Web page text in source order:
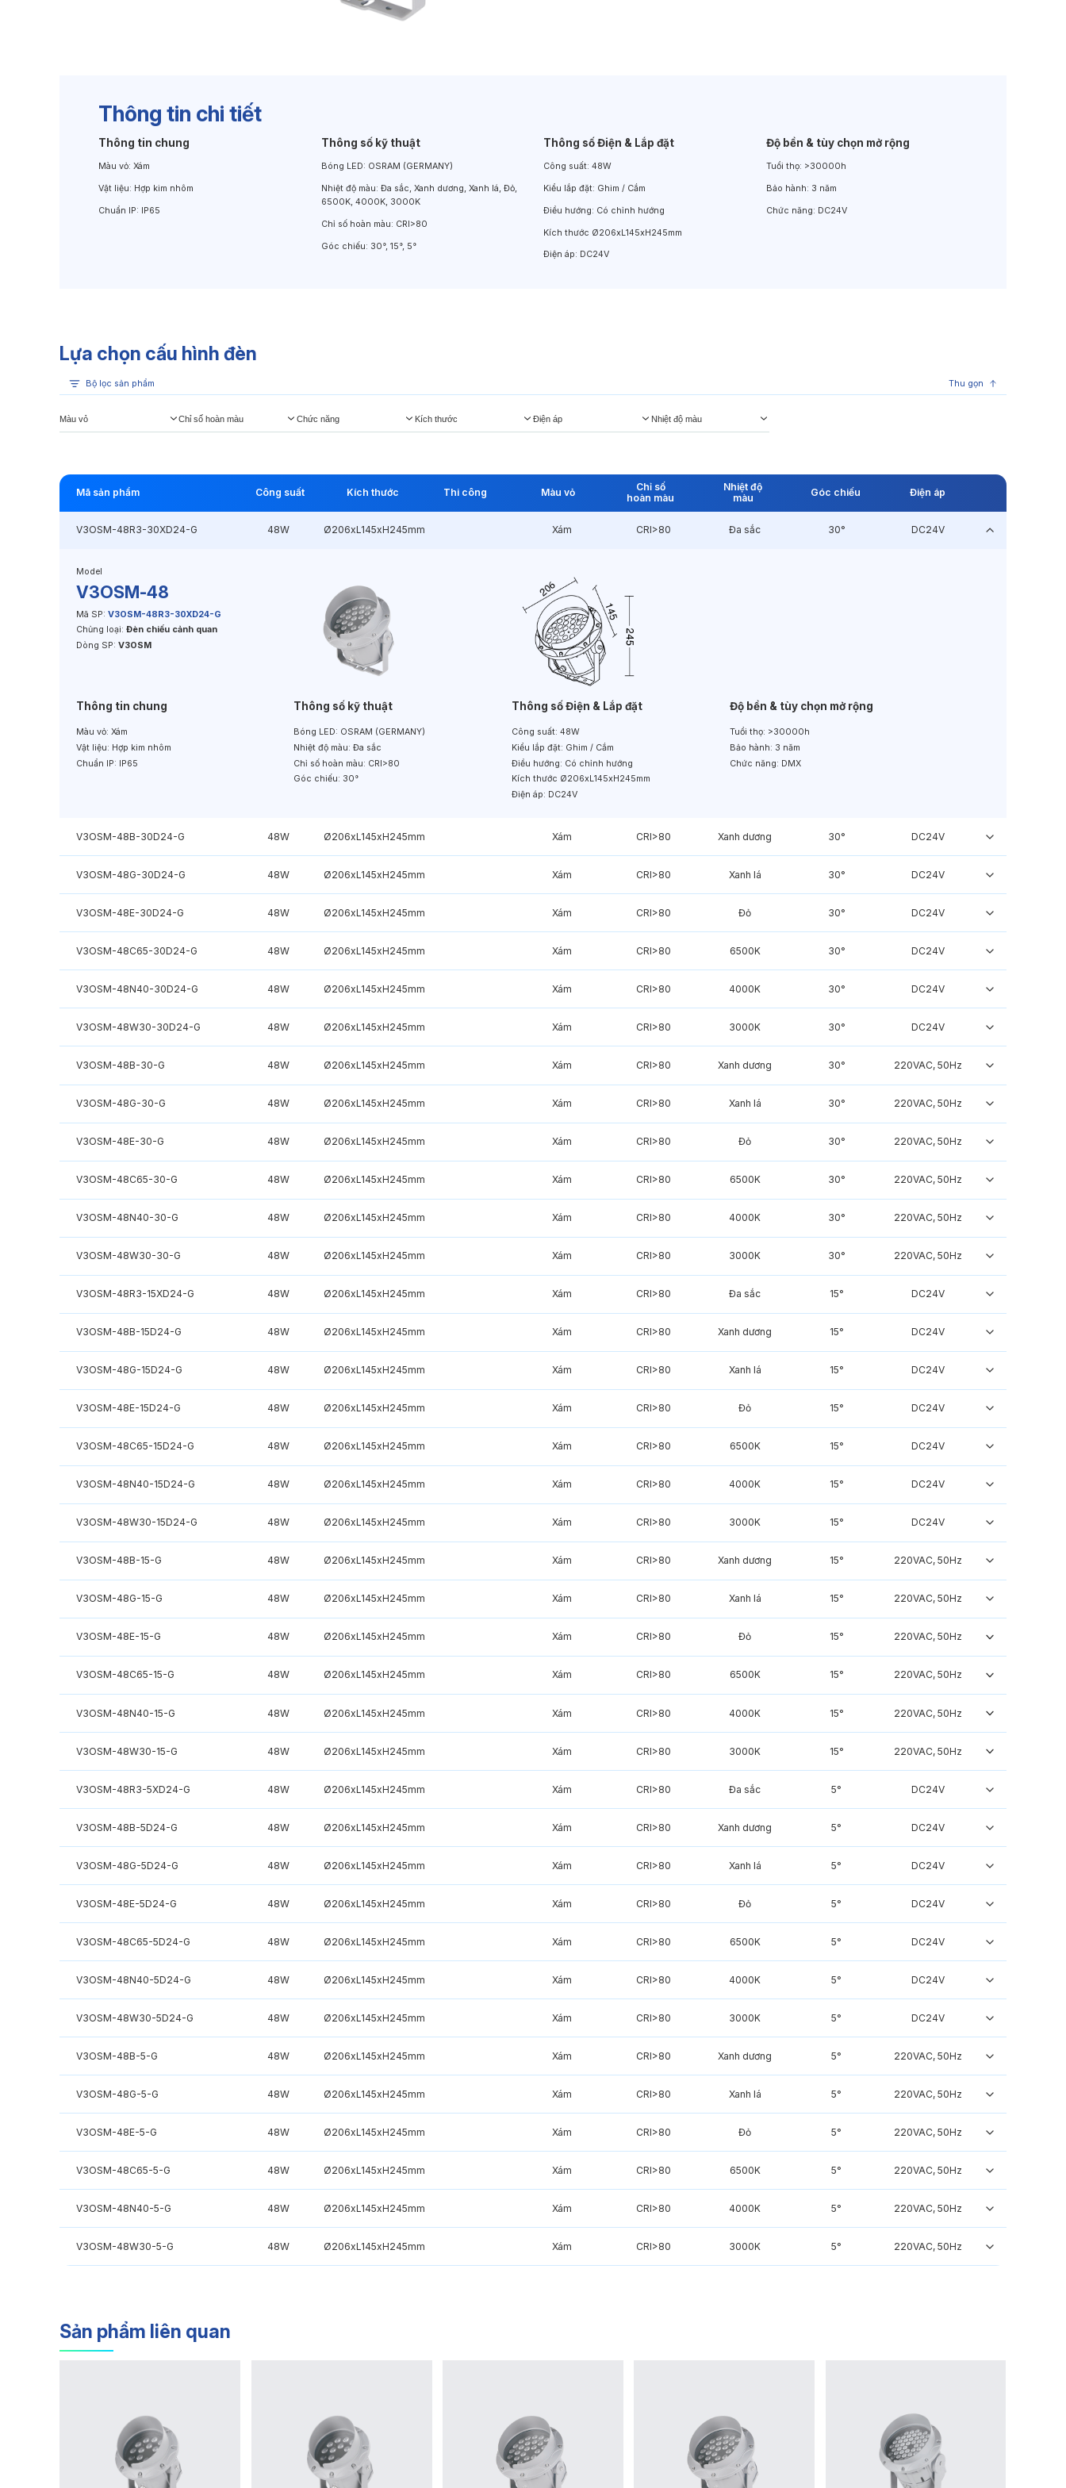
Thông tin chi tiết
Thông tin chung
Màu vỏ: Xám
Vật liệu: Hợp kim nhôm
Chuẩn IP: IP65
Thông số kỹ thuật
Bóng LED: OSRAM (GERMANY)
Nhiệt độ màu: Đa sắc, Xanh dương, Xanh lá, Đỏ,
6500K, 4000K, 3000K
Chỉ số hoàn màu: CRI>80
Góc chiếu: 30°, 15°, 5°
Thông số Điện & Lắp đặt
Công suất:48W
Kiểu lắp đặt: Ghim / Cắm
Điều hướng: Có chỉnh hướng
Kích thước Ø206xL145xH245mm
Điện áp: DC24V
Độ bền & tùy chọn mở rộng
Tuổi thọ: >30000h
Bảo hành: 3 năm
Chức năng: DC24V
Lựa chọn cấu hình đèn
Bộ lọc sản phẩm Thu gọn
Màu vỏ Chỉ số hoàn màu Chức năng Kích thước Điện áp Nhiệt độ màu
Mã sản phẩm Công suất Kích thước Thi công Màu vỏ
Chỉ số
hoàn màu
Nhiệt độ
màu
Góc chiếu Điện áp
V3OSM-48R3-30XD24-G 48W Ø206xL145xH245mm Xám CRI>80 Đa sắc 30° DC24V
Model
V3OSM-48
Mã SP: V3OSM-48R3-30XD24-G
Chủng loại: Đèn chiếu cảnh quan
Dòng SP: V3OSM
Thông tin chung
Màu vỏ: Xám
Vật liệu: Hợp kim nhôm
Chuẩn IP: IP65
Thông số kỹ thuật
Bóng LED: OSRAM (GERMANY)
Nhiệt độ màu: Đa sắc
Chỉ số hoàn màu: CRI>80
Góc chiếu: 30°
Thông số Điện & Lắp đặt
Công suất: 48W
Kiểu lắp đặt: Ghim / Cắm
Điều hướng: Có chỉnh hướng
Kích thước Ø206xL145xH245mm
Điện áp: DC24V
Độ bền & tùy chọn mở rộng
Tuổi thọ: >30000h
Bảo hành: 3 năm
Chức năng: DMX
V3OSM-48B-30D24-G 48W Ø206xL145xH245mm Xám CRI>80 Xanh dương 30° DC24V
V3OSM-48G-30D24-G 48W Ø206xL145xH245mm Xám CRI>80 Xanh lá 30° DC24V
V3OSM-48E-30D24-G 48W Ø206xL145xH245mm Xám CRI>80 Đỏ 30° DC24V
V3OSM-48C65-30D24-G 48W Ø206xL145xH245mm Xám CRI>80 6500K 30° DC24V
V3OSM-48N40-30D24-G 48W Ø206xL145xH245mm Xám CRI>80 4000K 30° DC24V
V3OSM-48W30-30D24-G 48W Ø206xL145xH245mm Xám CRI>80 3000K 30° DC24V
V3OSM-48B-30-G 48W Ø206xL145xH245mm Xám CRI>80 Xanh dương 30° 220VAC, 50Hz
V3OSM-48G-30-G 48W Ø206xL145xH245mm Xám CRI>80 Xanh lá 30° 220VAC, 50Hz
V3OSM-48E-30-G 48W Ø206xL145xH245mm Xám CRI>80 Đỏ 30° 220VAC, 50Hz
V3OSM-48C65-30-G 48W Ø206xL145xH245mm Xám CRI>80 6500K 30° 220VAC, 50Hz
V3OSM-48N40-30-G 48W Ø206xL145xH245mm Xám CRI>80 4000K 30° 220VAC, 50Hz
V3OSM-48W30-30-G 48W Ø206xL145xH245mm Xám CRI>80 3000K 30° 220VAC, 50Hz
V3OSM-48R3-15XD24-G 48W Ø206xL145xH245mm Xám CRI>80 Đa sắc 15° DC24V
V3OSM-48B-15D24-G 48W Ø206xL145xH245mm Xám CRI>80 Xanh dương 15° DC24V
V3OSM-48G-15D24-G 48W Ø206xL145xH245mm Xám CRI>80 Xanh lá 15° DC24V
V3OSM-48E-15D24-G 48W Ø206xL145xH245mm Xám CRI>80 Đỏ 15° DC24V
V3OSM-48C65-15D24-G 48W Ø206xL145xH245mm Xám CRI>80 6500K 15° DC24V
V3OSM-48N40-15D24-G 48W Ø206xL145xH245mm Xám CRI>80 4000K 15° DC24V
V3OSM-48W30-15D24-G 48W Ø206xL145xH245mm Xám CRI>80 3000K 15° DC24V
V3OSM-48B-15-G 48W Ø206xL145xH245mm Xám CRI>80 Xanh dương 15° 220VAC, 50Hz
V3OSM-48G-15-G 48W Ø206xL145xH245mm Xám CRI>80 Xanh lá 15° 220VAC, 50Hz
V3OSM-48E-15-G 48W Ø206xL145xH245mm Xám CRI>80 Đỏ 15° 220VAC, 50Hz
V3OSM-48C65-15-G 48W Ø206xL145xH245mm Xám CRI>80 6500K 15° 220VAC, 50Hz
V3OSM-48N40-15-G 48W Ø206xL145xH245mm Xám CRI>80 4000K 15° 220VAC, 50Hz
V3OSM-48W30-15-G 48W Ø206xL145xH245mm Xám CRI>80 3000K 15° 220VAC, 50Hz
V3OSM-48R3-5XD24-G 48W Ø206xL145xH245mm Xám CRI>80 Đa sắc 5° DC24V
V3OSM-48B-5D24-G 48W Ø206xL145xH245mm Xám CRI>80 Xanh dương 5° DC24V
V3OSM-48G-5D24-G 48W Ø206xL145xH245mm Xám CRI>80 Xanh lá 5° DC24V
V3OSM-48E-5D24-G 48W Ø206xL145xH245mm Xám CRI>80 Đỏ 5° DC24V
V3OSM-48C65-5D24-G 48W Ø206xL145xH245mm Xám CRI>80 6500K 5° DC24V
V3OSM-48N40-5D24-G 48W Ø206xL145xH245mm Xám CRI>80 4000K 5° DC24V
V3OSM-48W30-5D24-G 48W Ø206xL145xH245mm Xám CRI>80 3000K 5° DC24V
V3OSM-48B-5-G 48W Ø206xL145xH245mm Xám CRI>80 Xanh dương 5° 220VAC, 50Hz
V3OSM-48G-5-G 48W Ø206xL145xH245mm Xám CRI>80 Xanh lá 5° 220VAC, 50Hz
V3OSM-48E-5-G 48W Ø206xL145xH245mm Xám CRI>80 Đỏ 5° 220VAC, 50Hz
V3OSM-48C65-5-G 48W Ø206xL145xH245mm Xám CRI>80 6500K 5° 220VAC, 50Hz
V3OSM-48N40-5-G 48W Ø206xL145xH245mm Xám CRI>80 4000K 5° 220VAC, 50Hz
V3OSM-48W30-5-G 48W Ø206xL145xH245mm Xám CRI>80 3000K 5° 220VAC, 50Hz
Sản phẩm liên quan